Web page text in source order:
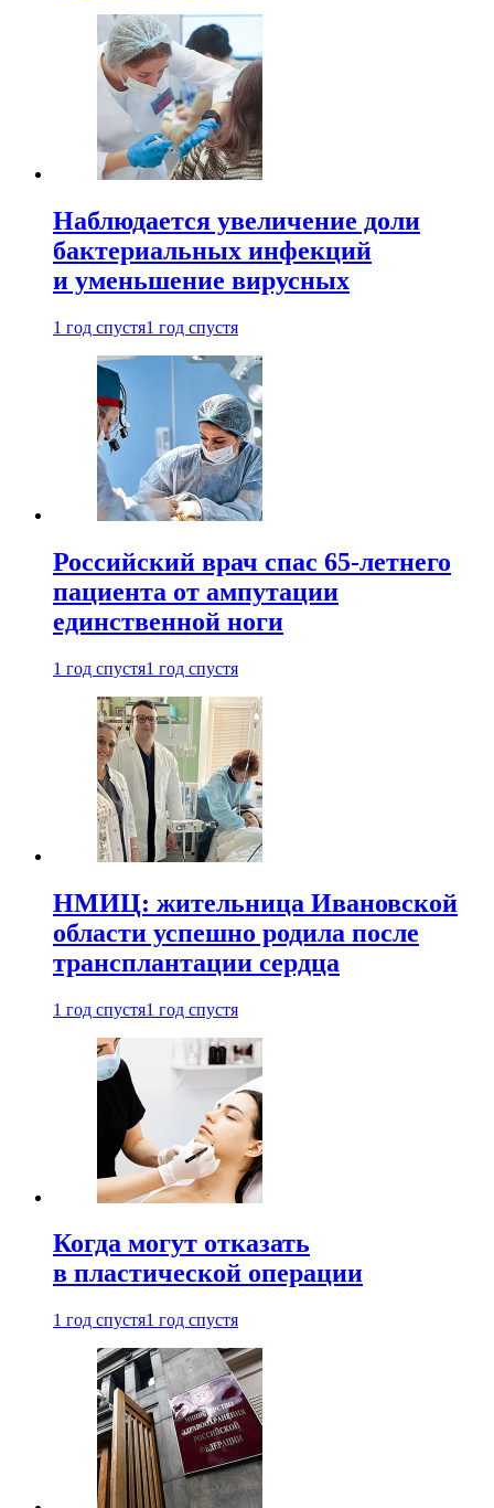
Наблюдается увеличение доли
бактериальных инфекций
и уменьшение вирусных
1 год спустя1 год спустя
Российский врач спас 65-летнего
пациента от ампутации
единственной ноги
1 год спустя1 год спустя
НМИЦ: жительница Ивановской
области успешно родила после
трансплантации сердца
1 год спустя1 год спустя
Когда могут отказать
в пластической операции
1 год спустя1 год спустя